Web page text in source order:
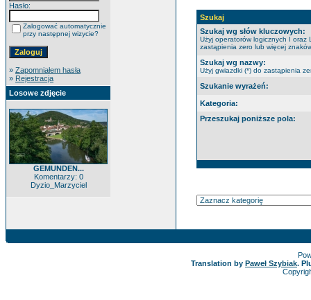
Hasło:
Zalogować automatycznie
przy następnej wizycie?
» Zapomniałem hasła
» Rejestracja
Losowe zdjęcie
GEMUNDEN...
Komentarzy: 0
Dyzio_Marzyciel
Szukaj
Szukaj wg słów kluczowych:
Użyj operatorów logicznych I oraz
zastąpienia zero lub więcej
Szukaj wg nazwy:
Użyj gwiazdki (*) do zastąpienia
Szukanie wyrażeń:
Kategoria:
Przeszukaj poniższe pola:
Translation by Paweł Szybiak.